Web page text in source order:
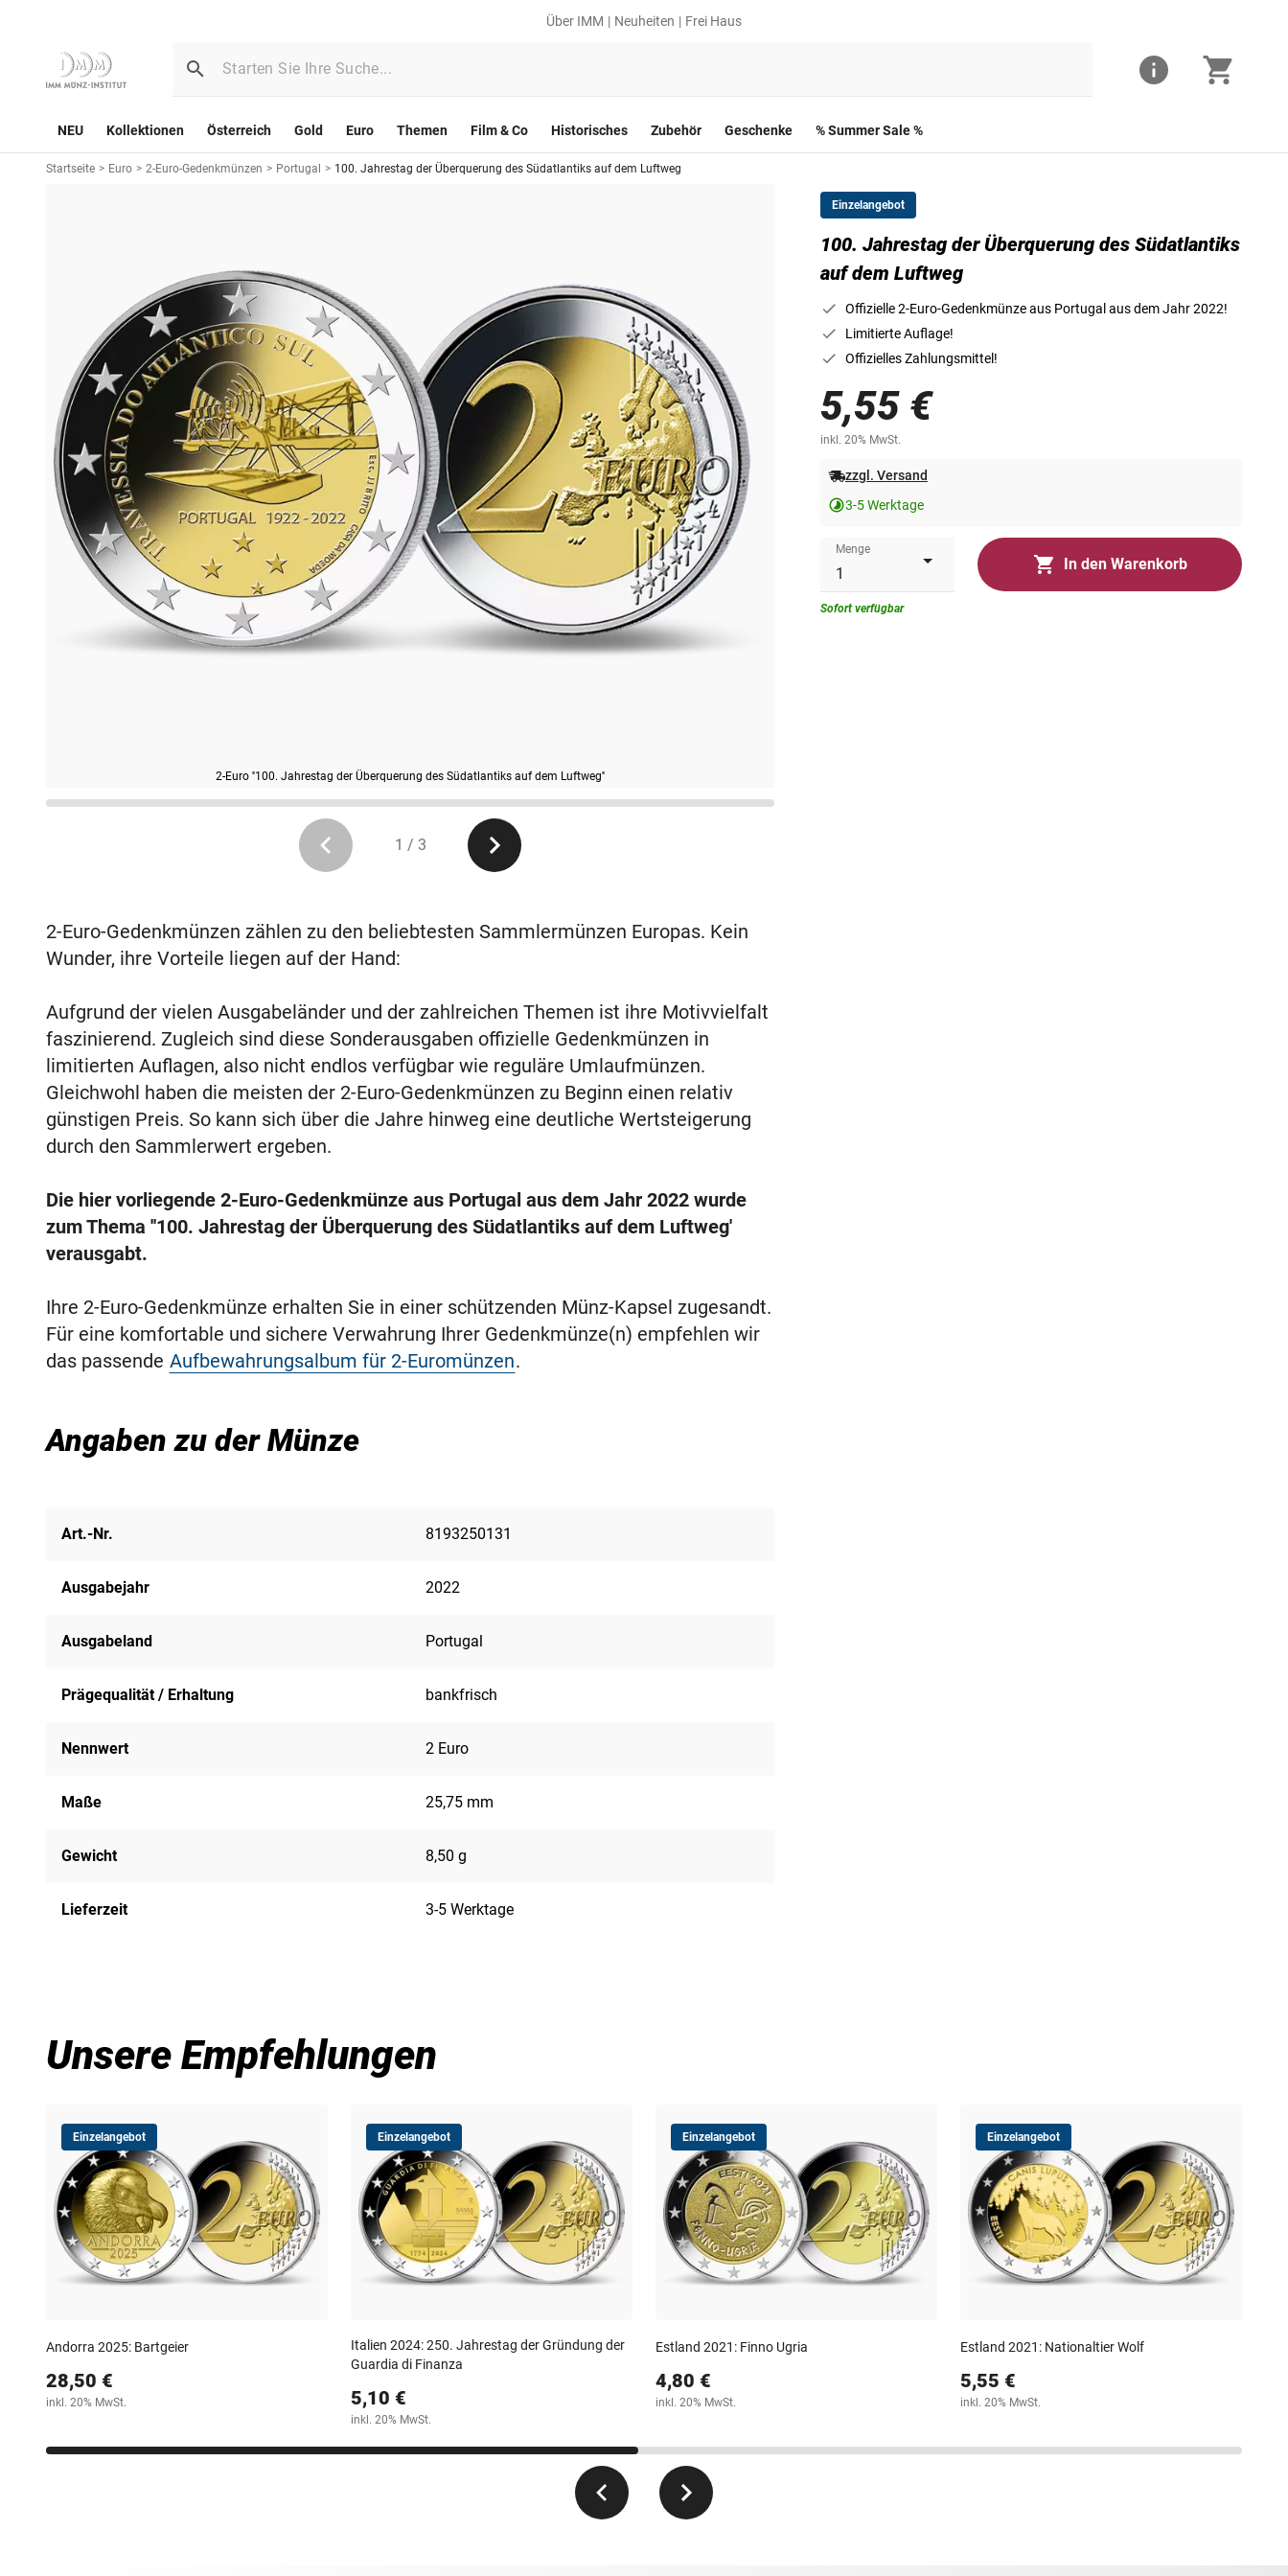
Über IMM Neuheiten Frei Haus
NEU Kollektionen Österreich Gold Euro Themen Film & Co Historisches Zubehör Geschenke % Summer Sale %
Startseite > Euro > 2-Euro-Gedenkmünzen > Portugal > 100. Jahrestag der Überquerung des Südatlantiks auf dem Luftweg
2-Euro ''100. Jahrestag der Überquerung des Südatlantiks auf dem Luftweg''
Die Vorderseite der 2-Euro-Münze
1 / 3
Einzelangebot
100. Jahrestag der Überquerung des Südatlantiks
auf dem Luftweg
Offizielle 2-Euro-Gedenkmünze aus Portugal aus dem Jahr 2022!
Limitierte Auflage!
Offizielles Zahlungsmittel!
5,55 €
inkl. 20% MwSt.
zzgl. Versand
3-5 Werktage
Menge
In den Warenkorb
Sofort verfügbar
2-Euro-Gedenkmünzen zählen zu den beliebtesten Sammlermünzen Europas. Kein
Wunder, ihre Vorteile liegen auf der Hand:
Aufgrund der vielen Ausgabeländer und der zahlreichen Themen ist ihre Motivvielfalt
faszinierend. Zugleich sind diese Sonderausgaben offizielle Gedenkmünzen in
limitierten Auflagen, also nicht endlos verfügbar wie reguläre Umlaufmünzen.
Gleichwohl haben die meisten der 2-Euro-Gedenkmünzen zu Beginn einen relativ
günstigen Preis. So kann sich über die Jahre hinweg eine deutliche Wertsteigerung
durch den Sammlerwert ergeben.
Die hier vorliegende 2-Euro-Gedenkmünze aus Portugal aus dem Jahr 2022 wurde
zum Thema ''100. Jahrestag der Überquerung des Südatlantiks auf dem Luftweg'
verausgabt.
Ihre 2-Euro-Gedenkmünze erhalten Sie in einer schützenden Münz-Kapsel zugesandt.
Für eine komfortable und sichere Verwahrung Ihrer Gedenkmünze(n) empfehlen wir
das passende Aufbewahrungsalbum für 2-Euromünzen.
Angaben zu der Münze
Art.-Nr. 8193250131
Ausgabejahr 2022
Ausgabeland Portugal
Prägequalität / Erhaltung bankfrisch
Nennwert 2 Euro
Maße 25,75 mm
Gewicht 8,50 g
Lieferzeit 3-5 Werktage
Unsere Empfehlungen
Einzelangebot
Andorra 2025: Bartgeier
28,50 €
inkl. 20% MwSt.
Einzelangebot
Italien 2024: 250. Jahrestag der Gründung der
Guardia di Finanza
5,10 €
inkl. 20% MwSt.
Einzelangebot
Estland 2021: Finno Ugria
4,80 €
inkl. 20% MwSt.
Einzelangebot
Estland 2021: Nationaltier Wolf
5,55 €
inkl. 20% MwSt.